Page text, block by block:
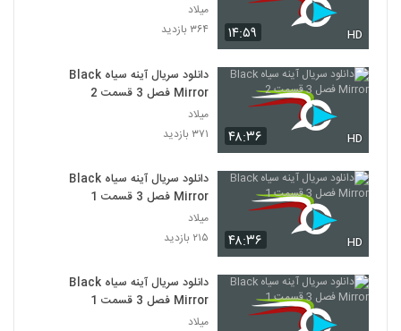
۱۴:۵۹ HD
میلاد
۳۶۴ بازدید
۴۸:۳۶ HD
دانلود سریال آینه سیاه Black
Mirror فصل 3 قسمت 2
میلاد
۳۷۱ بازدید
۴۸:۳۶ HD
دانلود سریال آینه سیاه Black
Mirror فصل 3 قسمت 1
میلاد
۲۱۵ بازدید
دانلود سریال آینه سیاه Black
Mirror فصل 3 قسمت 1
میلاد